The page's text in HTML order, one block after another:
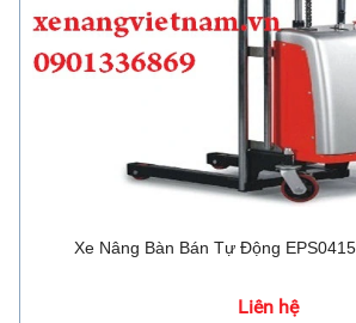
Xe Nâng Bàn Bán Tự Động
Liên hệ